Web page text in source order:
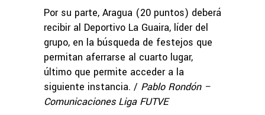
Por su parte, Aragua (20 puntos) deberá
recibir al Deportivo La Guaira, líder del
grupo, en la búsqueda de festejos que
permitan aferrarse al cuarto lugar,
último que permite acceder a la
siguiente instancia. / Pablo Rondón –
Comunicaciones Liga FUTVE